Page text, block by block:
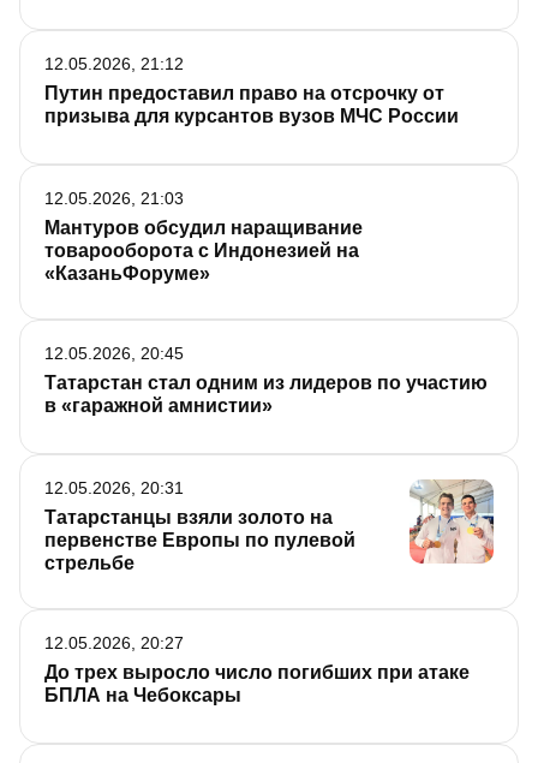
Путин предоставил право на отсрочку от
призыва для курсантов вузов МЧС России
12.05.2026, 21:12
Мантуров обсудил наращивание
товарооборота с Индонезией на
«КазаньФоруме»
12.05.2026, 21:03
Татарстан стал одним из лидеров по участию
в «гаражной амнистии»
12.05.2026, 20:45
Татарстанцы взяли золото на
первенстве Европы по пулевой
стрельбе
12.05.2026, 20:31
До трех выросло число погибших при атаке
БПЛА на Чебоксары
12.05.2026, 20:27